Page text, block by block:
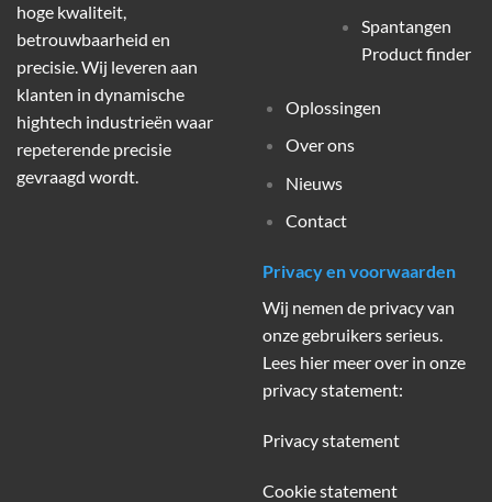
hoge kwaliteit,
betrouwbaarheid en
precisie. Wij leveren aan
klanten in dynamische
hightech industrieën waar
repeterende precisie
gevraagd wordt.
Spantangen
Product finder
Oplossingen
Over ons
Nieuws
Contact
Privacy en voorwaarden
Wij nemen de privacy van
onze gebruikers serieus.
Lees hier meer over in onze
privacy statement:
Privacy statement
Cookie statement